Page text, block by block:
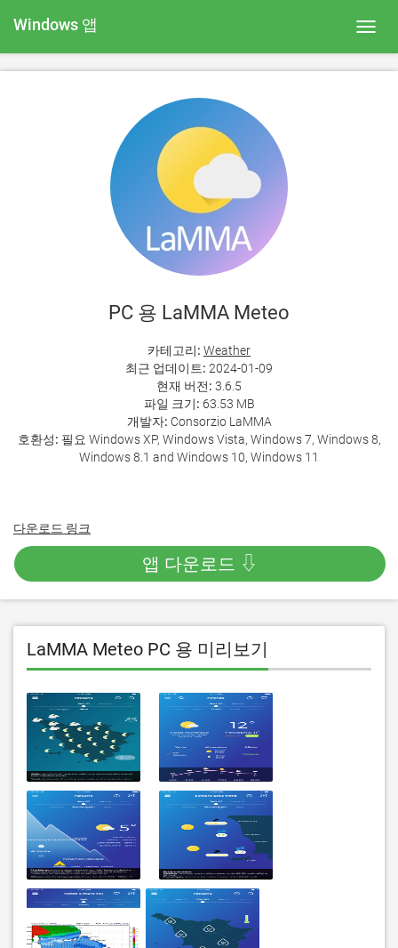
Windows 앱
PC 용 LaMMA Meteo
카테고리: Weather
최근 업데이트: 2024-01-09
현재 버전: 3.6.5
파일 크기: 63.53 MB
개발자: Consorzio LaMMA
호환성: 필요 Windows XP, Windows Vista, Windows 7, Windows 8,
Windows 8.1 and Windows 10, Windows 11
다운로드 링크
앱 다운로드 ⇩
LaMMA Meteo PC 용 미리보기